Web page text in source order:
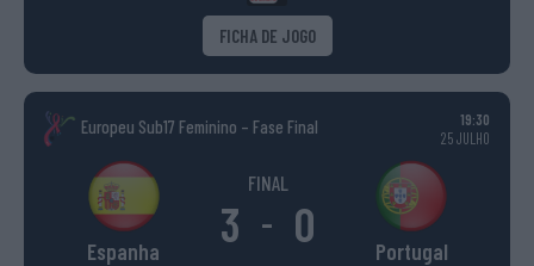
FICHA DE JOGO
Europeu Sub17 Feminino – Fase Final
19:30
25 JULHO
Espanha
FINAL
3 - 0 Portugal